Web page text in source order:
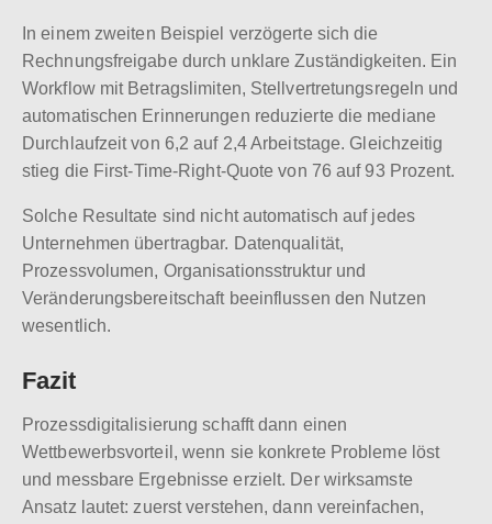
In einem zweiten Beispiel verzögerte sich die
Rechnungsfreigabe durch unklare Zuständigkeiten. Ein
Workflow mit Betragslimiten, Stellvertretungsregeln und
automatischen Erinnerungen reduzierte die mediane
Durchlaufzeit von 6,2 auf 2,4 Arbeitstage. Gleichzeitig
stieg die First-Time-Right-Quote von 76 auf 93 Prozent.
Solche Resultate sind nicht automatisch auf jedes
Unternehmen übertragbar. Datenqualität,
Prozessvolumen, Organisationsstruktur und
Veränderungsbereitschaft beeinflussen den Nutzen
wesentlich.
Fazit
Prozessdigitalisierung schafft dann einen
Wettbewerbsvorteil, wenn sie konkrete Probleme löst
und messbare Ergebnisse erzielt. Der wirksamste
Ansatz lautet: zuerst verstehen, dann vereinfachen,